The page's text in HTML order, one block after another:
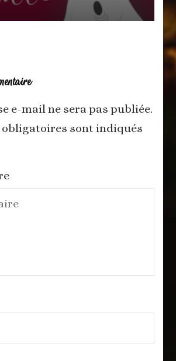
e-mail ne sera pas publiée.
obligatoires sont indiqués